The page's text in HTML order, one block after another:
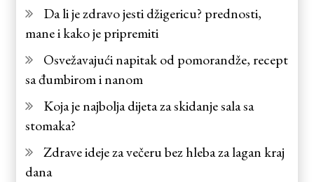
Da li je zdravo jesti džigericu? prednosti,
mane i kako je pripremiti
Osvežavajući napitak od pomorandže, recept
sa đumbirom i nanom
Koja je najbolja dijeta za skidanje sala sa
stomaka?
Zdrave ideje za večeru bez hleba za lagan kraj
dana